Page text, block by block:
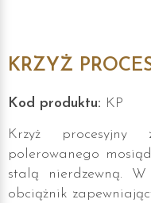
KRZYŻ
Kod produktu: KP
Krzyż
polerowanego
stalą nierdzewną.
obciążnik